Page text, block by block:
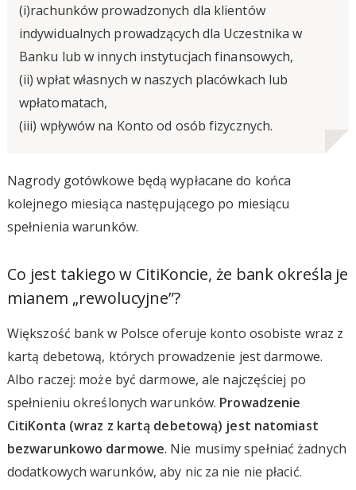
(i)rachunków prowadzonych dla klientów
indywidualnych prowadzących dla Uczestnika w
Banku lub w innych instytucjach finansowych,
(ii) wpłat własnych w naszych placówkach lub
wpłatomatach,
(iii) wpływów na Konto od osób fizycznych.
Nagrody gotówkowe będą wypłacane do końca
kolejnego miesiąca następującego po miesiącu
spełnienia warunków.
Co jest takiego w CitiKoncie, że bank określa je
mianem „rewolucyjne”?
Większość bank w Polsce oferuje konto osobiste wraz z
kartą debetową, których prowadzenie jest darmowe.
Albo raczej: może być darmowe, ale najczęściej po
spełnieniu określonych warunków. Prowadzenie
CitiKonta (wraz z kartą debetową) jest natomiast
bezwarunkowo darmowe. Nie musimy spełniać żadnych
dodatkowych warunków, aby nic za nie nie płacić.